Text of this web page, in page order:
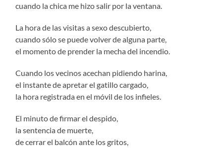
cuando la chica me hizo salir por la ventana.
La hora de las visitas a sexo descubierto,
cuando sólo se puede volver de alguna parte,
el momento de prender la mecha del incendio.
Cuando los vecinos acechan pidiendo harina,
el instante de apretar el gatillo cargado,
la hora registrada en el móvil de los infieles.
El minuto de firmar el despido,
la sentencia de muerte,
de cerrar el balcón ante los gritos,